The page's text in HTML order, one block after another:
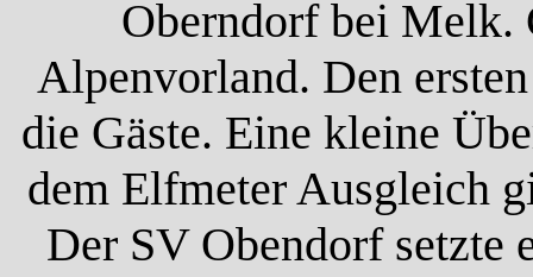
Oberndorf bei Melk.
Alpenvorland. Den
die Gäste. Eine kleine
dem Elfmeter Ausgleich
Der SV Obendorf setzte